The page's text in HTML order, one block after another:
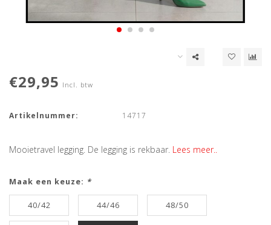
€29,95 Incl. btw
Artikelnummer: 14717
Mooietravel legging. De legging is rekbaar. Lees meer..
Maak een keuze: *
40/42 44/46 48/50